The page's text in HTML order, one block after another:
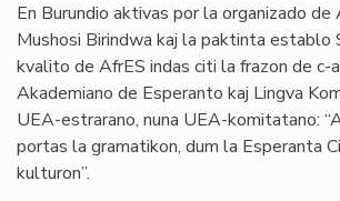
En Burundio aktivas por la organizado de
Mushosi Birindwa kaj la paktinta establo
kvalito de AfrES indas citi la frazon de
Akademiano de Esperanto kaj Lingva
UEA-estrarano, nuna UEA-komitatano:
portas la gramatikon, dum la Esperanta
kulturon”.